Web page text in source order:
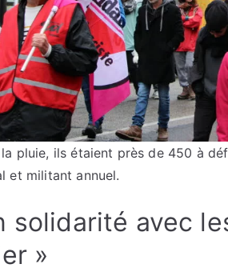
pluie, ils étaient près de 450 à
et militant annuel.
solidarité avec
»